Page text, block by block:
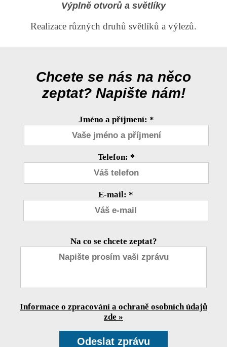
Výplně otvorů a světlíky
Realizace různých druhů světlíků a výlezů.
Chcete se nás na něco
zeptat? Napište nám!
Jméno a příjmení: *
Telefon: *
E-mail: *
Na co se chcete zeptat?
Informace o zpracování a ochraně osobních údajů
zde »